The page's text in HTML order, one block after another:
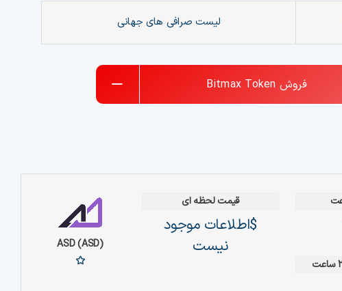
لیست صرافی های جهانی
فروش Bitmax Token
ASD (ASD)
قیمت لحظه ای
$اطلاعات موجود
نیست